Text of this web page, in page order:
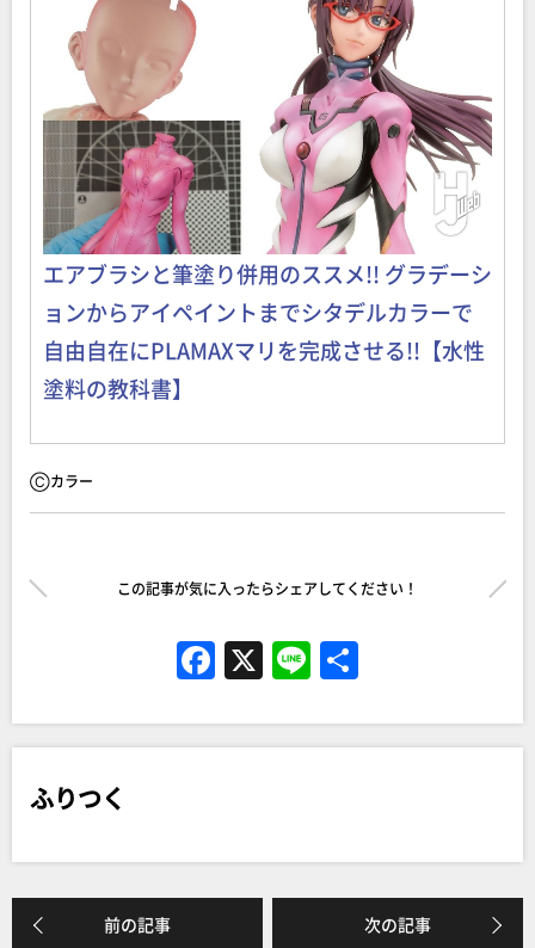
エアブラシと筆塗り併用のススメ!! グラデーシ
ョンからアイペイントまでシタデルカラーで
自由自在にPLAMAXマリを完成させる!!【水性
塗料の教科書】
Ⓒカラー
この記事が気に入ったらシェアしてください！
F
a
c
o
o
X Li
n
e
ふりつく
前の記事 次の記事